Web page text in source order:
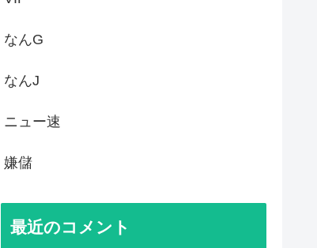
なんG
なんJ
ニュー速
嫌儲
最近のコメント